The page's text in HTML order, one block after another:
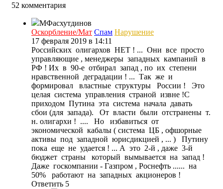
52 комментария
МФасхутдинов
Оскорбление/Мат Спам Нарушение
17 февраля 2019 в 14:11
Российских олигархов НЕТ ! ... Они все просто
управляющие , менеджеры западных кампаний в
РФ ! Их в 90-е отбирал запад , по их степени
нравственной деградации ! ... Так же и
формировал властные структуры России ! Это
целая система управления страной извне !С
приходом Путина эта система начала давать
сбои (для запада). От власти были отстранены т.
н. олигархи ! .... Но избавиться от
экономической кабалы ( система ЦБ , офшорные
активы под западной юрисдикцией , ... ) Путину
пока еще не удается ! ... А это 2-й , даже 3-й
бюджет страны который вымывается на запад !
Даже госкомпании - Газпром , Роснефть ...... на
50% работают на западных акционеров !
Ответить 5